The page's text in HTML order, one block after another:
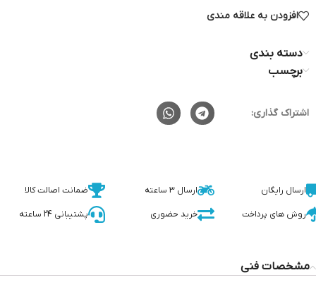
افزودن به علاقه مندی
دسته بندی
برچسب
اشتراک گذاری:
ارسال رایگان ارسال 3 ساعته ضمانت اصالت کالا
روش های پرداخت خرید حضوری پشتیبانی 24 ساعته
مشخصات فنی